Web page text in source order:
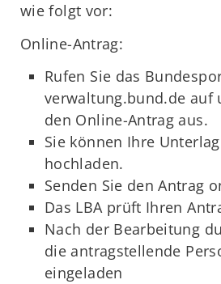
wie folgt vor:
Online-Antrag:
Rufen Sie das
verwaltung.bund.de auf
den Online-Antrag aus.
Sie können Ihre
hochladen.
Senden Sie den Antrag
Das LBA prüft Ihren
Nach der Bearbeitung
die antragstellende
eingeladen